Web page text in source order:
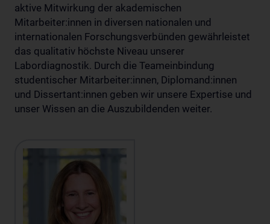
aktive Mitwirkung der akademischen
Mitarbeiter:innen in diversen nationalen und
internationalen Forschungsverbünden gewährleistet
das qualitativ höchste Niveau unserer
Labordiagnostik. Durch die Teameinbindung
studentischer Mitarbeiter:innen, Diplomand:innen
und Dissertant:innen geben wir unsere Expertise und
unser Wissen an die Auszubildenden weiter.